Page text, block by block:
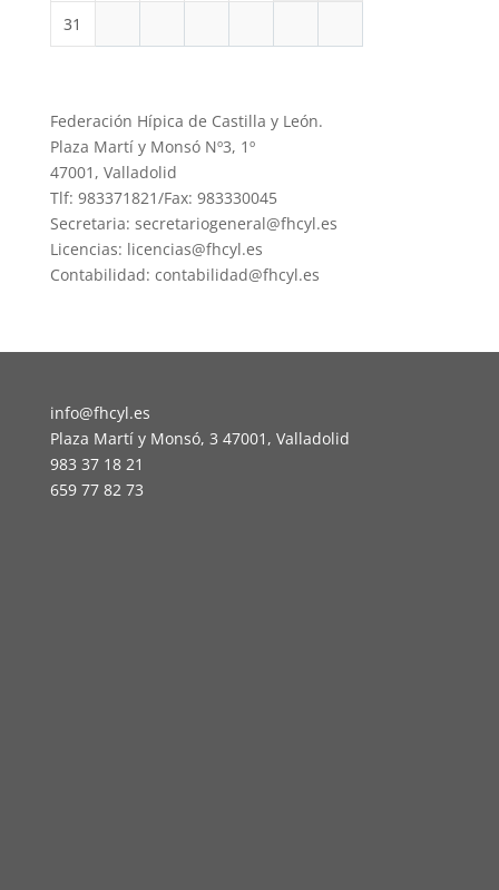
31
Federación Hípica de Castilla y León.
Plaza Martí y Monsó Nº3, 1º
47001, Valladolid
Tlf: 983371821/Fax: 983330045
Secretaria: secretariogeneral@fhcyl.es
Licencias: licencias@fhcyl.es
Contabilidad: contabilidad@fhcyl.es
info@fhcyl.es
Plaza Martí y Monsó, 3 47001, Valladolid
983 37 18 21
659 77 82 73